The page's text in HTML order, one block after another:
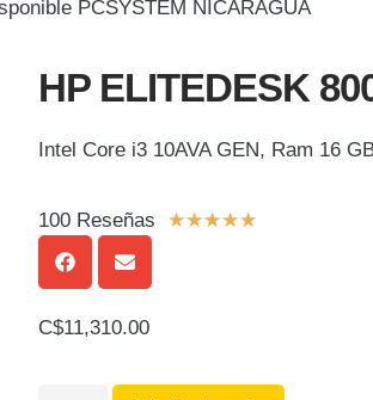
HP ELITEDESK
Intel Core i3 10AVA GEN, Ram 16
100 Reseñas ☆☆☆☆☆
C$11,310.00